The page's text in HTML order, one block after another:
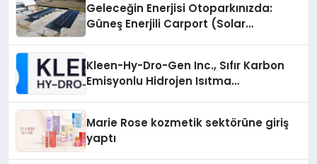
Geleceğin Enerjisi Otoparkınızda:
Güneş Enerjili Carport (Solar
Kleen-Hy-Dro-Gen Inc., Sıfır Karbon
Emisyonlu Hidrojen Isıtma
Marie Rose kozmetik sektörüne giriş
yaptı